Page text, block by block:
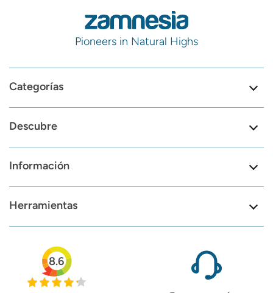
Pioneers in Natural Highs
Categorías
Descubre
Información
Herramientas
8.6